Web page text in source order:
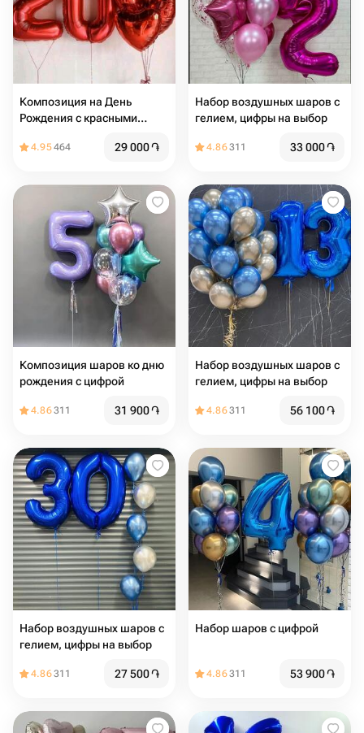
Композиция на День
Рождения с красными
4.95464 29 000֏
Набор воздушных шаров с
гелием, цифры на выбор
4.86311 33 000֏
Композиция шаров ко дню
рождения с цифрой
4.86311 31 900֏
Набор воздушных шаров с
гелием, цифры на выбор
4.86311 56 100֏
Набор воздушных шаров с
гелием, цифры на выбор
4.86311 27 500֏
Набор шаров с цифрой
4.86311 53 900֏